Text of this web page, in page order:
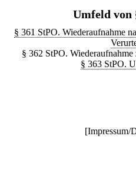
Umfeld von
§ 361 StPO. Wiederaufnahme
§ 362 StPO.
§ 363 StPO.
[Impressum/